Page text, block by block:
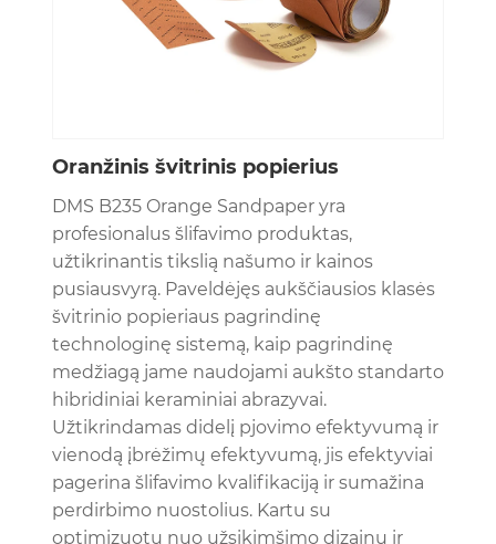
Oranžinis švitrinis popierius
DMS B235 Orange Sandpaper yra
profesionalus šlifavimo produktas,
užtikrinantis tikslią našumo ir kainos
pusiausvyrą. Paveldėjęs aukščiausios klasės
švitrinio popieriaus pagrindinę
technologinę sistemą, kaip pagrindinę
medžiagą jame naudojami aukšto standarto
hibridiniai keraminiai abrazyvai.
Užtikrindamas didelį pjovimo efektyvumą ir
vienodą įbrėžimų efektyvumą, jis efektyviai
pagerina šlifavimo kvalifikaciją ir sumažina
perdirbimo nuostolius. Kartu su
optimizuotu nuo užsikimšimo dizainu ir